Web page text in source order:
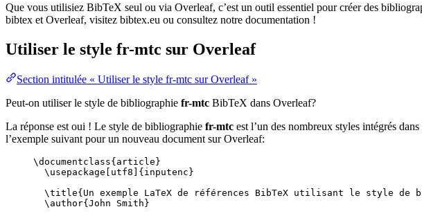
Que vous utilisiez BibTeX seul ou via Overleaf, c’est un outil essentiel pour créer des
bibtex et Overleaf, visitez bibtex.eu ou consultez notre documentation !
Utiliser le style fr-mtc sur Overleaf
Section intitulée « Utiliser le style fr-mtc sur Overleaf »
Peut-on utiliser le style de bibliographie fr-mtc BibTeX dans Overleaf?
La réponse est oui ! Le style de bibliographie fr-mtc est l’un des nombreux styles intégrés
l’exemple suivant pour un nouveau document sur Overleaf:
\documentclass{ article }
\usepackage
utf8 ]{ inputenc }
\title{Un exemple LaTeX de références BibTeX utilisant le style
\author{John Smith}